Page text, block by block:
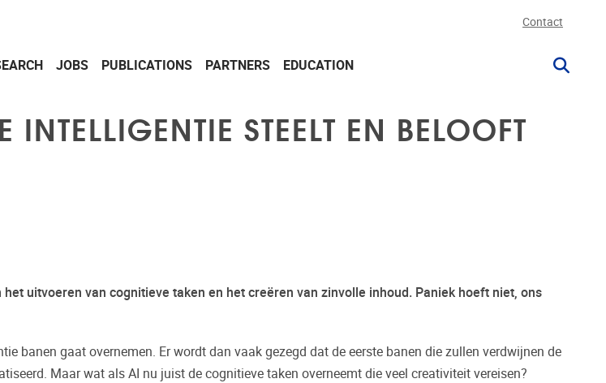
Contact
JOBS PUBLICATIONS PARTNERS EDUCATION
STEELT EN BELOOFT
uitvoeren van cognitieve taken en het creëren van zinvolle inhoud. Paniek hoeft niet, ons
banen gaat overnemen. Er wordt dan vaak gezegd dat de eerste banen die zullen verdwijnen de
Maar wat als AI nu juist de cognitieve taken overneemt die veel creativiteit vereisen?